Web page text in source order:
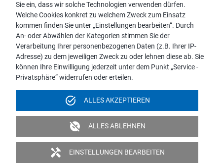
Sie ein, dass wir solche Technologien verwenden dürfen.
Welche Cookies konkret zu welchem Zweck zum Einsatz
kommen finden Sie unter „Einstellungen bearbeiten“. Durch
An- oder Abwählen der Kategorien stimmen Sie der
Verarbeitung Ihrer personenbezogenen Daten (z.B. Ihrer IP-
Adresse) zu dem jeweiligen Zweck zu oder lehnen diese ab. Sie
können Ihre Einwilligung jederzeit unter dem Punkt „Service -
Privatsphäre“ widerrufen oder erteilen.
task_alt ALLES AKZEPTIEREN
unpublished ALLES ABLEHNEN
handyman EINSTELLUNGEN BEARBEITEN
Hinweis:
Aus Gründen der leichteren Lesbarkeit wird die männliche
Sprachform bei personenbezogenen Substantiven und
Pronomen verwendet. Dies impliziert jedoch keine
Benachteiligung, sondern soll im Sinne der sprachlichen
Vereinfachung als geschlechtsneutral zu verstehen sein.
Politik & Verpflichtungserklärung